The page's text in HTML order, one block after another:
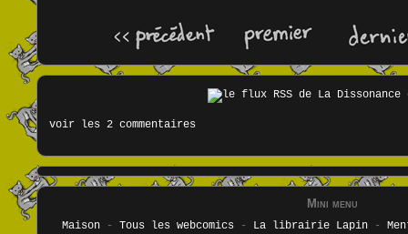
voir les 2 commentaires
Mini menu
Maison- Tous les webcomics - La librairie Lapin-